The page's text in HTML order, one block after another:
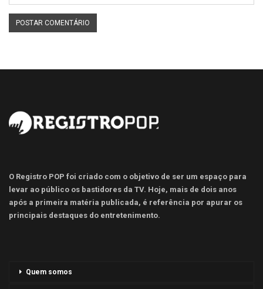
O Registro POP foi criado com o objetivo de ser um espaço para
levar ao público os bastidores da TV. Hoje, mais de dois anos
após a primeira matéria publicada, é referência por apurar os
principais destaques do entretenimento.
Quem somos